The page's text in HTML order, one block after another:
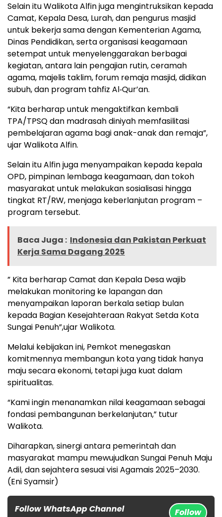
Selain itu Walikota Alfin juga mengintruksikan kepada
Camat, Kepala Desa, Lurah, dan pengurus masjid
untuk bekerja sama dengan Kementerian Agama,
Dinas Pendidikan, serta organisasi keagamaan
setempat untuk menyelenggarakan berbagai
kegiatan, antara lain pengajian rutin, ceramah
agama, majelis taklim, forum remaja masjid, didikan
subuh, dan program tahfiz Al‑Qur’an.
“Kita berharap untuk mengaktifkan kembali
TPA/TPSQ dan madrasah diniyah memfasilitasi
pembelajaran agama bagi anak-anak dan remaja”,
ujar Walikota Alfin.
Selain itu Alfin juga menyampaikan kepada kepala
OPD, pimpinan lembaga keagamaan, dan tokoh
masyarakat untuk melakukan sosialisasi hingga
tingkat RT/RW, menjaga keberlanjutan program –
program tersebut.
Baca Juga : Indonesia dan Pakistan Perkuat
Kerja Sama Dagang 2025
” Kita berharap Camat dan Kepala Desa wajib
melakukan monitoring ke lapangan dan
menyampaikan laporan berkala setiap bulan
kepada Bagian Kesejahteraan Rakyat Setda Kota
Sungai Penuh”,ujar Walikota.
Melalui kebijakan ini, Pemkot menegaskan
komitmennya membangun kota yang tidak hanya
maju secara ekonomi, tetapi juga kuat dalam
spiritualitas.
“Kami ingin menanamkan nilai keagamaan sebagai
fondasi pembangunan berkelanjutan,” tutur
Walikota.
Diharapkan, sinergi antara pemerintah dan
masyarakat mampu mewujudkan Sungai Penuh Maju
Adil, dan sejahtera sesuai visi Agamais 2025–2030.
(Eni Syamsir)
Follow WhatsApp Channel
Follow